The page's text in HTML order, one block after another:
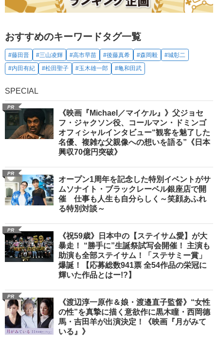
おすすめのキーワードタグ一覧
#藤田晋 #三山凌輝 #高市早苗 #後藤真希 #森岡毅
#城彰二
#内田有紀
#松田聖子 #玉木雄一郎 #亀和田武
SPECIAL
PR
《映画『Michael／マイケル』》父ジョセ
フ・ジャクソン役、コールマン・ドミンゴ
オフィシャルインタビュー“観客を魅了した
名優、複雑な父親像への想いを語る”《日本
興収70億円突破》
PR
オープン1周年を記念した特別イベントがサ
ムソナイト・ブラックレーベル銀座店で開
催 仕事も人生も自分らしく～笑顔あふれ
る特別対談～
PR
《祝59歳》日本中の【ステイサム愛】が大
暴走！ “勝手に”生誕祭試写会開催！ 主演も
助演も全部ステイサム！「ステサミー賞」
爆誕！【応募総数941票 全54作品の栄冠に
輝いた作品とはー!?】
PR
《渡辺淳一原作＆娘・渡邉直子監督》“女性
の性”を真摯に描く意欲作に黒木瞳・西岡德
馬・吉田羊が出演決定！《映画『月がみて
いる』》